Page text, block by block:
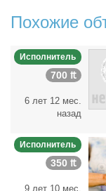
Похожие
Исполнитель
700 ₶
6 лет 12 мес.
назад
Исполнитель
350 ₶
9 лет 10 мес.